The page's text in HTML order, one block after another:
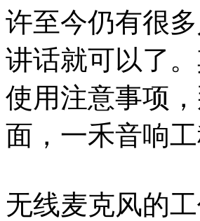
许至今仍有很
讲话就可以了
使用注意事项
面，一禾音响
无线麦克风的工